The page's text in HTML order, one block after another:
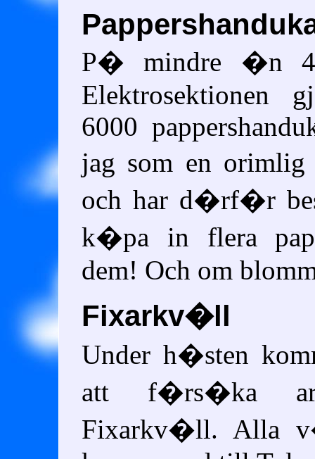
P� mindre �n 4
Elektrosektionen
6000
jag som en
och har d�rf�r
k�pa in flera
dem! Och om
Fixarkv�ll
Under h�sten
att f�rs�ka
Fixarkv�ll. Alla